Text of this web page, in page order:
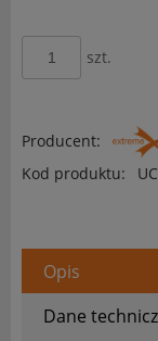
szt.
Producent:
Kod produktu:
Opis
Dane